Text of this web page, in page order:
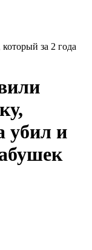
за 2 года
убил и